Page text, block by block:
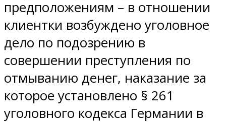
предположениям – в отношении
клиентки возбуждено уголовное
дело по подозрению в
совершении преступления по
отмыванию денег, наказание за
которое установлено § 261
уголовного кодекса Германии в